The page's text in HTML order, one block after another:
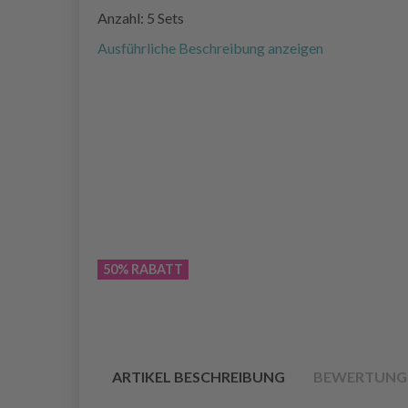
Anzahl: 5 Sets
Ausführliche Beschreibung anzeigen
50% RABATT
ARTIKEL BESCHREIBUNG